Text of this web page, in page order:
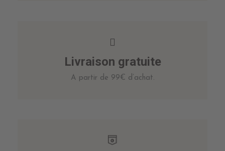
Livraison gratuite
A partir de 99€ d’achat.